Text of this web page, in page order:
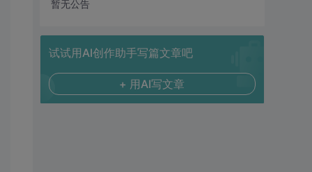
暂无公告
试试用AI创作助手写篇文章吧
+ 用AI写文章